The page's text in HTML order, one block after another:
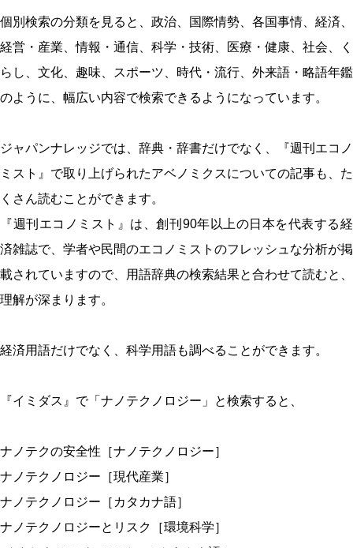
個別検索の分類を見ると、政治、国際情勢、各国事情、経済、
経営・産業、情報・通信、科学・技術、医療・健康、社会、く
らし、文化、趣味、スポーツ、時代・流行、外来語・略語年鑑
のように、幅広い内容で検索できるようになっています。
ジャパンナレッジでは、辞典・辞書だけでなく、『週刊エコノ
ミスト』で取り上げられたアベノミクスについての記事も、た
くさん読むことができます。
『週刊エコノミスト』は、創刊90年以上の日本を代表する経
済雑誌で、学者や民間のエコノミストのフレッシュな分析が掲
載されていますので、用語辞典の検索結果と合わせて読むと、
理解が深まります。
経済用語だけでなく、科学用語も調べることができます。
『イミダス』で「ナノテクノロジー」と検索すると、
ナノテクの安全性［ナノテクノロジー］
ナノテクノロジー［現代産業］
ナノテクノロジー［カタカナ語］
ナノテクノロジーとリスク［環境科学］